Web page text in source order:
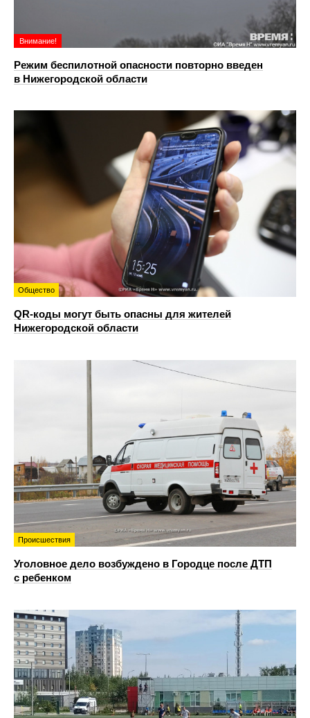
Внимание!
Режим беспилотной опасности повторно введен
в Нижегородской области
Общество
QR-коды могут быть опасны для жителей
Нижегородской области
Происшествия
Уголовное дело возбуждено в Городце после ДТП
с ребенком